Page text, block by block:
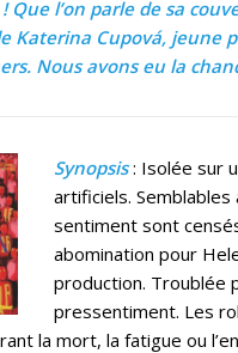
Que l’on parle de sa
Katerina Cupová, jeune
Nous avons eu la
Synopsis: Isolée sur
artificiels.
sentiment sont
abomination pour
production. Troublée
pressentiment. Les
la mort, la fatigue ou